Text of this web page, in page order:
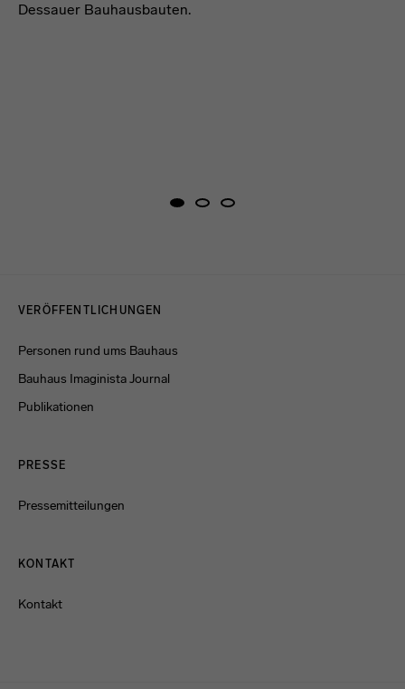
Dessauer Bauhausbauten.
VERÖFFENTLICHUNGEN
Personen rund ums Bauhaus
Bauhaus Imaginista Journal
Publikationen
PRESSE
Pressemitteilungen
KONTAKT
Kontakt